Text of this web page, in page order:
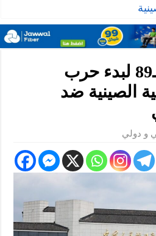
إحياء الذكرى الـ89 لبدء حرب
الصينية ضد
و دولي